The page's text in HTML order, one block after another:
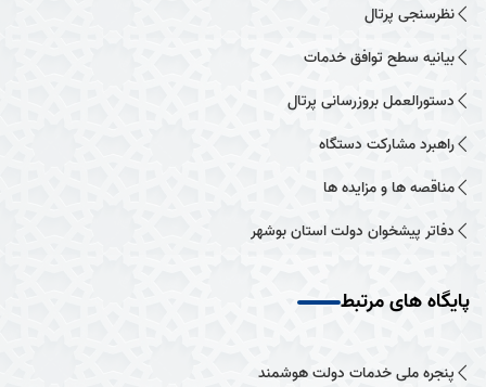
نظرسنجی پرتال
بیانیه سطح توافق خدمات
دستورالعمل بروزرسانی پرتال
راهبرد مشارکت دستگاه
مناقصه ها و مزایده ها
دفاتر پیشخوان دولت استان بوشهر
پایگاه های مرتبط
پنجره ملی خدمات دولت هوشمند